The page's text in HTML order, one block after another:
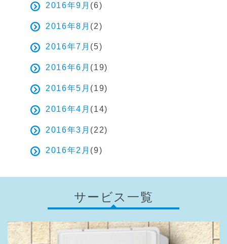
2016年9月 (6)
2016年8月 (2)
2016年7月 (5)
2016年6月 (19)
2016年5月 (19)
2016年4月 (14)
2016年3月 (22)
2016年2月 (9)
サービス一覧